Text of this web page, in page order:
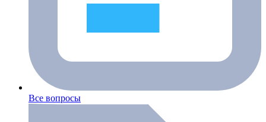
Все вопросы